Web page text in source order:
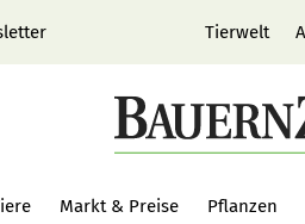
Tierwelt
Markt & Preise Pflanzen